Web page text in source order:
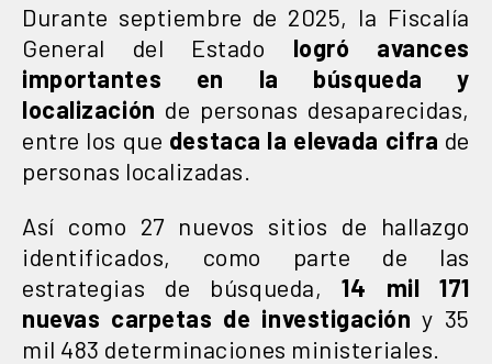
Durante septiembre de 2025, la Fiscalía
General del Estado logró avances
importantes en la búsqueda y
localización de personas desaparecidas,
entre los que destaca la elevada cifra de
personas localizadas.
Así como 27 nuevos sitios de hallazgo
identificados, como parte de las
estrategias de búsqueda,14 mil 171
nuevas carpetas de investigación y 35
mil 483 determinaciones ministeriales.